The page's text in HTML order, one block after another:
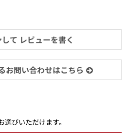
て レビューを書く
お問い合わせはこちら
びいただけます。